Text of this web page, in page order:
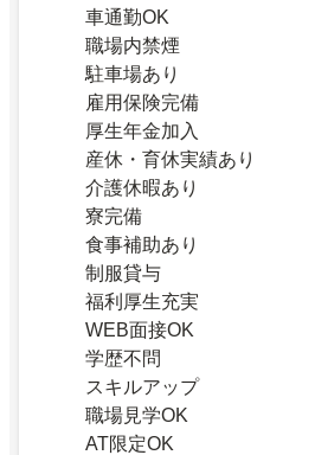
車通勤OK
職場内禁煙
駐車場あり
雇用保険完備
厚生年金加入
産休・育休実績あり
介護休暇あり
寮完備
食事補助あり
制服貸与
福利厚生充実
WEB面接OK
学歴不問
スキルアップ
職場見学OK
AT限定OK